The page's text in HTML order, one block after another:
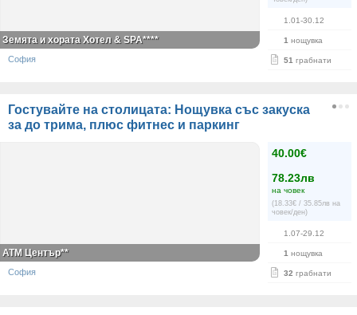
1.01-30.12
1 нощувка
51 грабнати
Земята и хората Хотел & SPA****
София
Гостувайте на столицата: Нощувка със закуска
за до трима, плюс фитнес и паркинг
40.00€
78.23лв
на човек
(18.33€ / 35.85лв на
човек/ден)
1.07-29.12
1 нощувка
32 грабнати
АТМ Център**
София